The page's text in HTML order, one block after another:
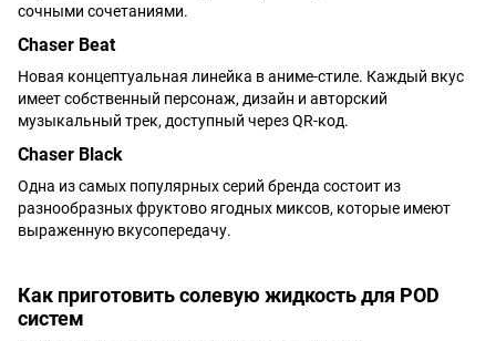
сочными сочетаниями.
Chaser Beat
Новая концептуальная линейка в аниме-стиле. Каждый вкус
имеет собственный персонаж, дизайн и авторский
музыкальный трек, доступный через QR-код.
Chaser Black
Одна из самых популярных серий бренда состоит из
разнообразных фруктово ягодных миксов, которые имеют
выраженную вкусопередачу.
Как приготовить солевую жидкость для POD
систем